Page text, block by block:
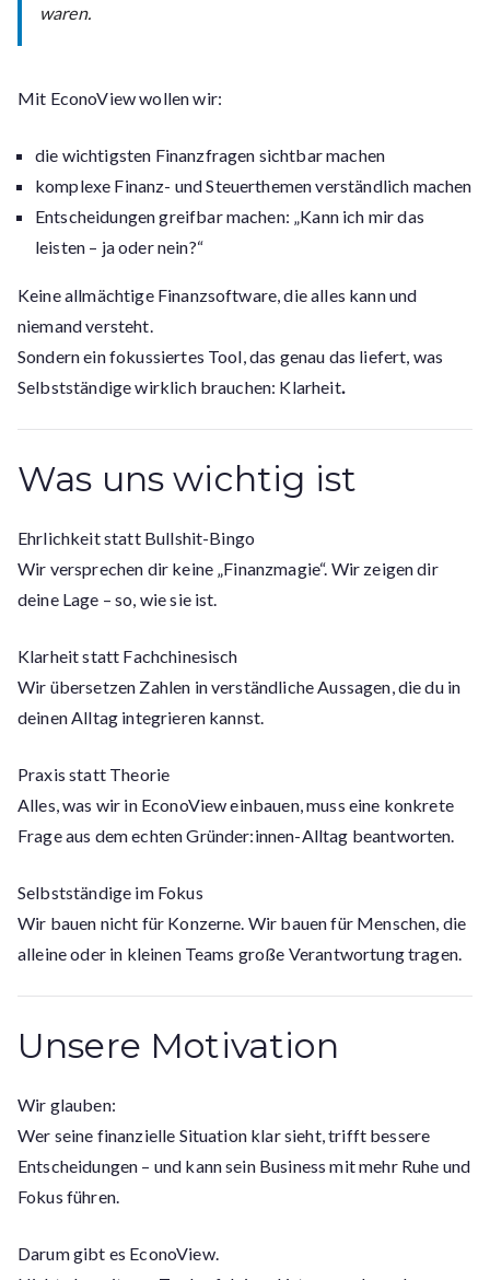
waren.
Mit EconoView wollen wir:
die wichtigsten Finanzfragen sichtbar machen
komplexe Finanz- und Steuerthemen verständlich machen
Entscheidungen greifbar machen: „Kann ich mir das
leisten – ja oder nein?“
Keine allmächtige Finanzsoftware, die alles kann und
niemand versteht.
Sondern ein fokussiertes Tool, das genau das liefert, was
Selbstständige wirklich brauchen: Klarheit.
Was uns wichtig ist
Ehrlichkeit statt Bullshit-Bingo
Wir versprechen dir keine „Finanzmagie“. Wir zeigen dir
deine Lage – so, wie sie ist.
Klarheit statt Fachchinesisch
Wir übersetzen Zahlen in verständliche Aussagen, die du in
deinen Alltag integrieren kannst.
Praxis statt Theorie
Alles, was wir in EconoView einbauen, muss eine konkrete
Frage aus dem echten Gründer:innen-Alltag beantworten.
Selbstständige im Fokus
Wir bauen nicht für Konzerne. Wir bauen für Menschen, die
alleine oder in kleinen Teams große Verantwortung tragen.
Unsere Motivation
Wir glauben:
Wer seine finanzielle Situation klar sieht, trifft bessere
Entscheidungen – und kann sein Business mit mehr Ruhe und
Fokus führen.
Darum gibt es EconoView.